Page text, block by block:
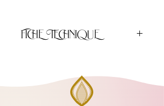
FICHE TECHNIQUE
4.5cm